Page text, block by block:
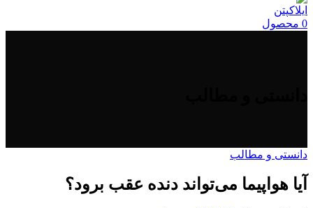
0 محصول
دانستی و مطالب
آیا هواپیما می‌تواند دنده عقب برود؟